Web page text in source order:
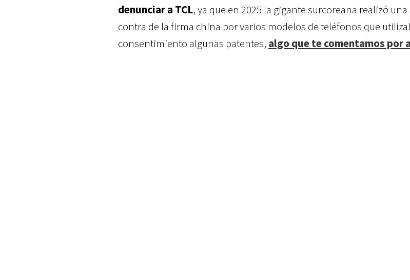
denunciar a TCL, ya que en 2025 la gigante surcoreana realizó
contra de la firma china por varios modelos de teléfonos que
consentimiento algunas patentes, algo que te comentamos por